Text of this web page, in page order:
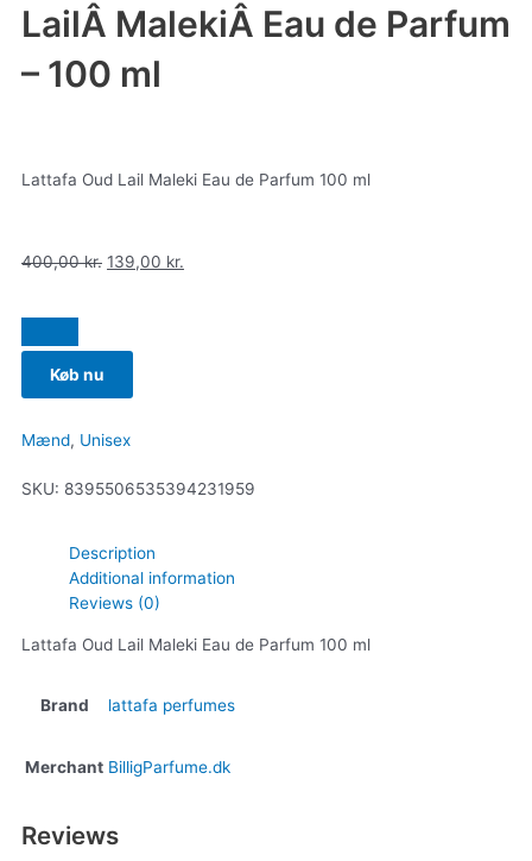
LailÂ MalekiÂ Eau de Parfum
– 100 ml
Lattafa Oud Lail Maleki Eau de Parfum 100 ml
400,00kr. 139,00 kr.
Køb nu
Mænd, Unisex
SKU: 8395506535394231959
Description
Additional information
Reviews (0)
Lattafa Oud Lail Maleki Eau de Parfum 100 ml
Brand lattafa perfumes
Merchant BilligParfume.dk
Reviews